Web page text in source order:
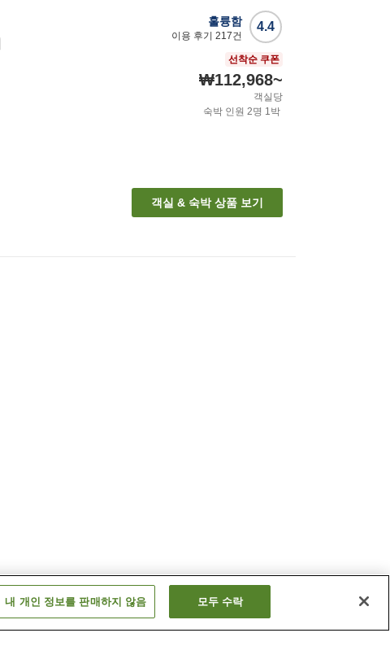
4.4
훌륭함
이용 후기 217건
선착순 쿠폰
₩112,968~
객실당
숙박 인원 2명 1박
객실 & 숙박 상품 보기
내 개인 정보를 판매하지 않음 모두 수락